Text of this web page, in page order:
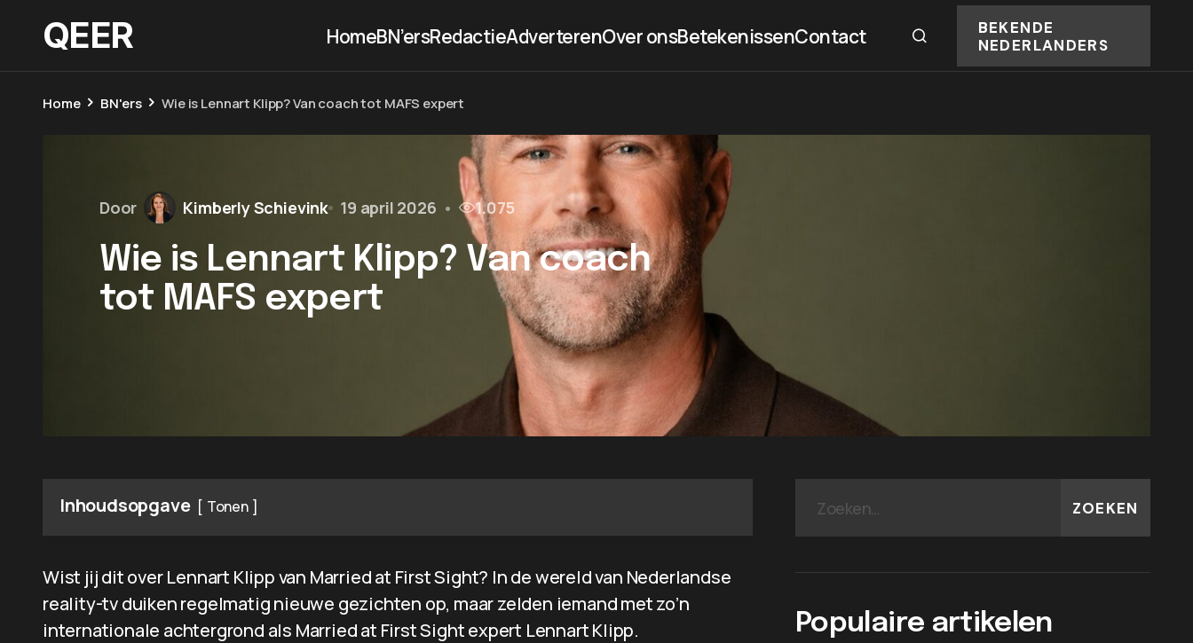
QEER HomeBN’ersRedactieAdverterenOver onsBetekenissenContact
BEKENDE
NEDERLANDERS
Home BN'ers Wie is Lennart Klipp? Van coach tot MAFS expert
Door Kimberly Schievink 19 april 2026 • 1.075
Wie is Lennart Klipp? Van coach
tot MAFS expert
Inhoudsopgave Tonen
Wist jij dit over Lennart Klipp van Married at First Sight? In de wereld van Nederlandse
reality-tv duiken regelmatig nieuwe gezichten op, maar zelden iemand met zo’n
internationale achtergrond als Married at First Sight expert Lennart Klipp.
ZOEKEN
Populaire artikelen